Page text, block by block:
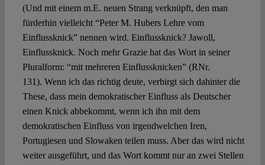
(Und mit einem m.E. neuen Strang verknüpft, den man
fürderhin vielleicht “Peter M. Hubers Lehre vom
Einflussknick” nennen wird. Einflussknick? Jawoll,
Einflussknick. Noch mehr Grazie hat das Wort in seiner
Pluralform: “mit mehreren Einflussknicken” (RNr.
131). Wenn ich das richtig deute, verbirgt sich dahinter die
These, dass mein demokratischer Einfluss als Deutscher
einen Knick abbekommt, wenn ich ihn mit dem
demokratischen Einfluss von irgendwelchen Iren,
Portugiesen und Slowaken teilen muss. Aber das wird nicht
weiter ausgeführt, und das Wort kommt nur an zwei Stellen